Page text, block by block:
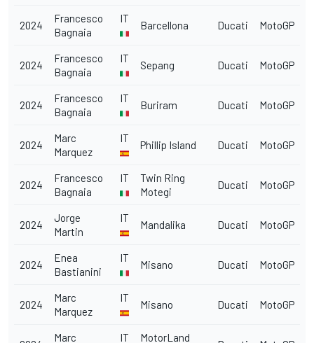
2024
Francesco
Bagnaia
IT
Barcellona Ducati MotoGP
2024
Francesco
Bagnaia
IT
Sepang Ducati MotoGP
2024
Francesco
Bagnaia
IT
Buriram Ducati MotoGP
2024
Marc
Marquez
IT
Phillip Island Ducati MotoGP
2024
Francesco
Bagnaia
IT
Twin Ring
Motegi
Ducati MotoGP
2024
Jorge
Martin
IT
Mandalika Ducati MotoGP
2024
Enea
Bastianini
IT
Misano Ducati MotoGP
2024
Marc
Marquez
IT
Misano Ducati MotoGP
Marc IT MotorLand